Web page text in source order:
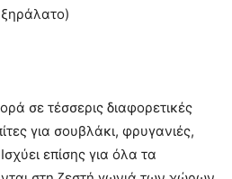
σε τέσσερις διαφορετικές
για σουβλάκι, φρυγανιές,
επίσης για όλα τα